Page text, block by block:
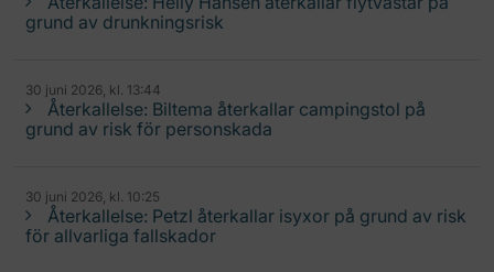
grund av drunkningsrisk
30 juni 2026, kl. 13:44
Återkallelse: Biltema återkallar campingstol på
grund av risk för personskada
30 juni 2026, kl. 10:25
Återkallelse: Petzl återkallar isyxor på grund av risk
för allvarliga fallskador